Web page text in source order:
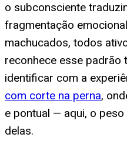
o subconsciente
fragmentação
machucados, todos
reconhece esse padrão
identificar com a
com corte na perna,
e pontual — aqui, o
delas.